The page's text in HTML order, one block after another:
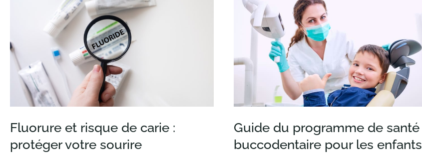
Fluorure et risque de carie :
protéger votre sourire
Guide du programme de santé
buccodentaire pour les enfants